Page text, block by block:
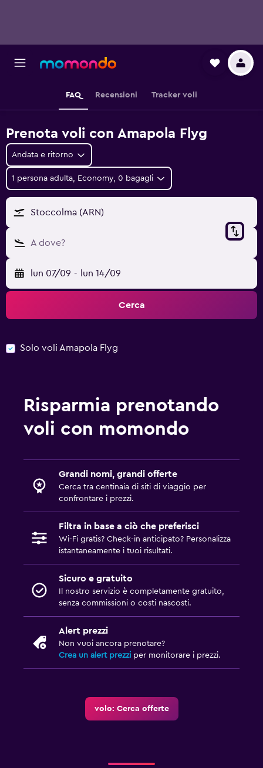
FAQ Recensioni Tracker voli
Prenota voli con Amapola Flyg
Andata e ritorno
1 persona adulta, Economy, 0 bagagli
Stoccolma (ARN)
A dove?
lun 07/09 - lun 14/09
Cerca
Solo voli Amapola Flyg
Risparmia prenotando
voli con momondo
Grandi nomi, grandi offerte
Cerca tra centinaia di siti di viaggio per
confrontare i prezzi.
Filtra in base a ciò che preferisci
Wi-Fi gratis? Check-in anticipato? Personalizza
istantaneamente i tuoi risultati.
Sicuro e gratuito
Il nostro servizio è completamente gratuito,
senza commissioni o costi nascosti.
Alert prezzi
Non vuoi ancora prenotare?
Crea un alert prezzi per monitorare i prezzi.
volo: Cerca offerte